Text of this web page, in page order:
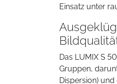
Einsatz unter
Das LUMIX S
Gruppen,
Dispersion)